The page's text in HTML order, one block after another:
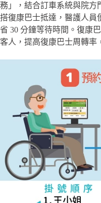
務」，結合訂車系統與院方
搭復康巴士抵達，醫護人員
省 30 分鐘等待時間。復康
客人，提高復康巴士周轉率